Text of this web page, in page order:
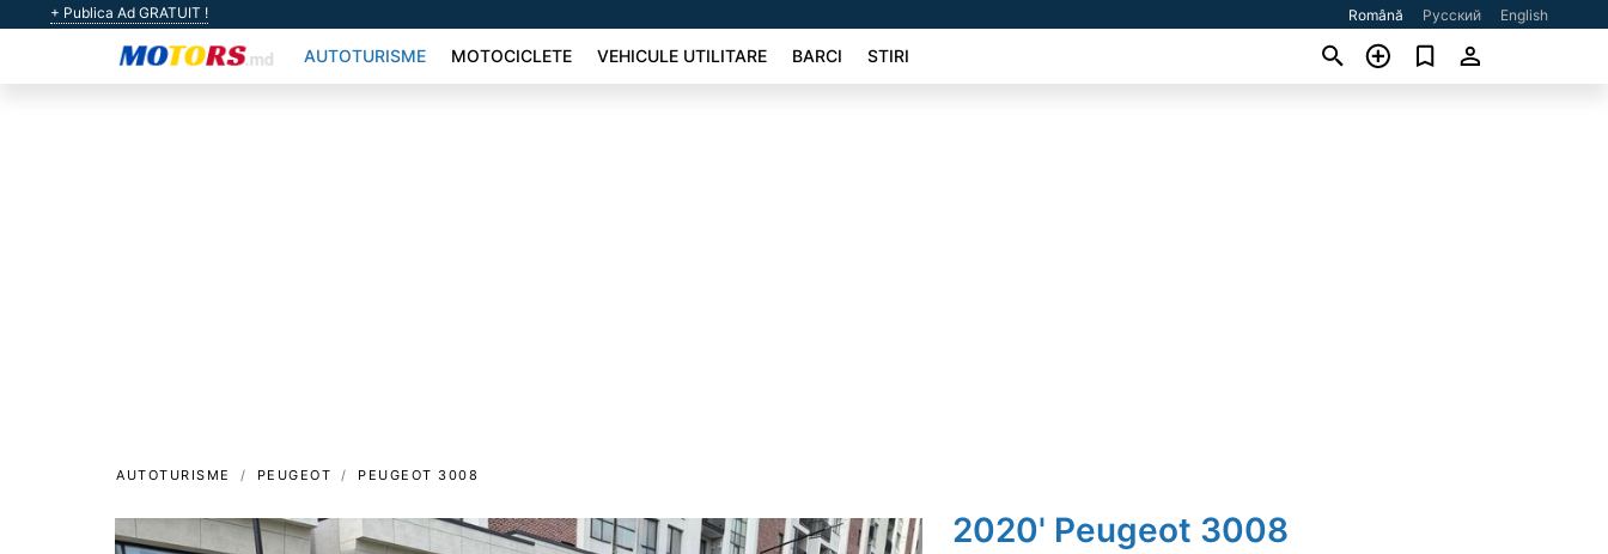
+ Publica Ad GRATUIT ! Română Русский English
AUTOTURISME MOTOCICLETE VEHICULE UTILITARE BARCI STIRI
AUTOTURISME PEUGEOT PEUGEOT 3008
2020' Peugeot 3008